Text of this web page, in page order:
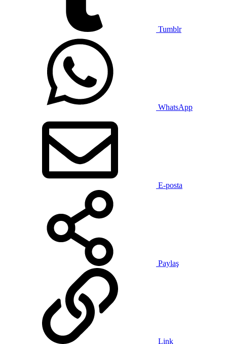
Tumblr
WhatsApp
E-posta
Paylaş
Link